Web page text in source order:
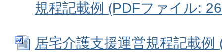
規程記載例 (PDFファイル:
居宅介護支援運営規程記載例